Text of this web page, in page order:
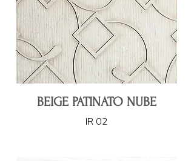
BEIGE PATINATO NUBE
IR 02